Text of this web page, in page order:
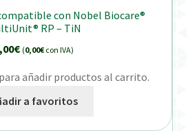
con Nobel Biocare®
RP – TiN
€ (0,00€ con IVA)
añadir productos al carrito.
a favoritos